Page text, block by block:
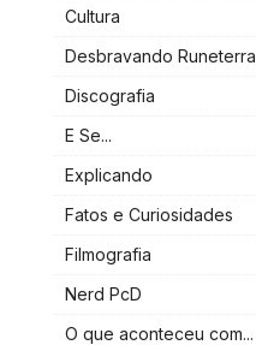
Cultura
Desbravando Runeterra
Discografia
E Se...
Explicando
Fatos e Curiosidades
Filmografia
Nerd PcD
O que aconteceu com...